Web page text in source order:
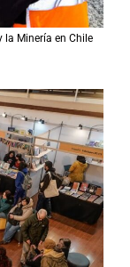
la Minería en Chile